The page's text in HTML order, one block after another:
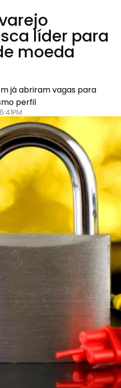
líder para
moeda
já abriram vagas para
perfil